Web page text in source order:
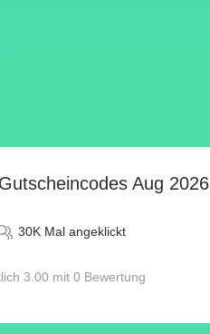
Aug 2026
30K Mal angeklickt
3.00 mit 0 Bewertung